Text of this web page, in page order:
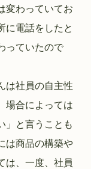
変わっていてお
に電話をしたと
っていたので
は社員の自主性
場合によっては
」と言うことも
は商品の構築や
は、一度、社員